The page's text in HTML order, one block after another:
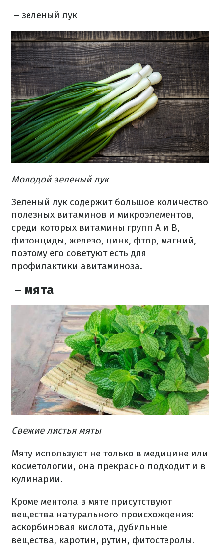
– зеленый лук
Молодой зеленый лук
Зеленый лук содержит большое количество
полезных витаминов и микроэлементов,
среди которых витамины групп А и В,
фитонциды, железо, цинк, фтор, магний,
поэтому его советуют есть для
профилактики авитаминоза.
– мята
Свежие листья мяты
Мяту используют не только в медицине или
косметологии, она прекрасно подходит и в
кулинарии.
Кроме ментола в мяте присутствуют
вещества натурального происхождения:
аскорбиновая кислота, дубильные
вещества, каротин, рутин, фитостеролы.